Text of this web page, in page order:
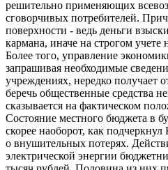
решительно применяющих
сговорчивых потребителей.
поверхности - ведь деньги
кармана, иначе на строгом
Более того, управление
запрашивая необходимые
учреждениях, нередко получает
беречь общественные средства
сказывается на фактическом
Состояние местного бюджета в
скорее наоборот, как
о внушительных потерях.
электрической энергии